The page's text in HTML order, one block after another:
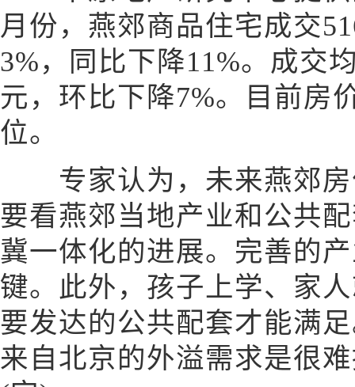
月份，燕郊商品住宅成交
3%，同比下降11%。成交
元，环比下降7%。目前房
位。
专家认为，未来燕郊房
要看燕郊当地产业和公共
冀一体化的进展。完善的
键。此外，孩子上学、家
要发达的公共配套才能满
来自北京的外溢需求是很